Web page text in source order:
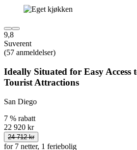
9,8
Suverent
(57 anmeldelser)
Ideally Situated for Easy Access
Tourist Attractions
San Diego
7 % rabatt
22 920 kr
24 712 kr
for 7 netter, 1 feriebolig